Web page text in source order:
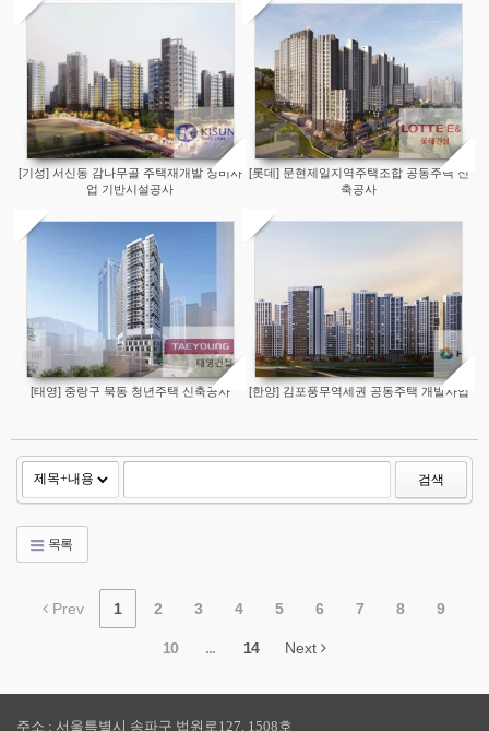
[기성] 서신동 감나무골 주택재개발 정비사
업 기반시설공사
[롯데] 문현제일지역주택조합 공동주택 신
축공사
[태영] 중랑구 묵동 청년주택 신축공사 [한양] 김포풍무역세권 공동주택 개발사업
검색
목록
Prev 1 2 3 4 5 6 7 8 9
10 ... 14 Next
주소 : 서울특별시 송파구 법원로127, 1508호